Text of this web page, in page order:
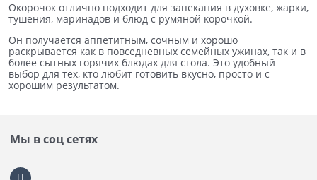
Окорочок отлично подходит для запекания в духовке, жарки,
тушения, маринадов и блюд с румяной корочкой.
Он получается аппетитным, сочным и хорошо
раскрывается как в повседневных семейных ужинах, так и в
более сытных горячих блюдах для стола. Это удобный
выбор для тех, кто любит готовить вкусно, просто и с
хорошим результатом.
Мы в соц сетях